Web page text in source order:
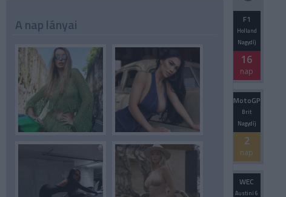
A nap lányai F1
Holland
Nagydíj
16
nap
MotoGP
Brit
Nagydíj
2
nap
WEC
Austini 6